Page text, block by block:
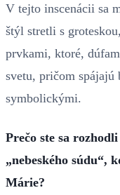
V tejto inscenácii sa
štýl stretli s
prvkami, ktoré,
svetu, pričom
symbolickými.
Prečo ste sa
„nebeského súdu“,
Márie?